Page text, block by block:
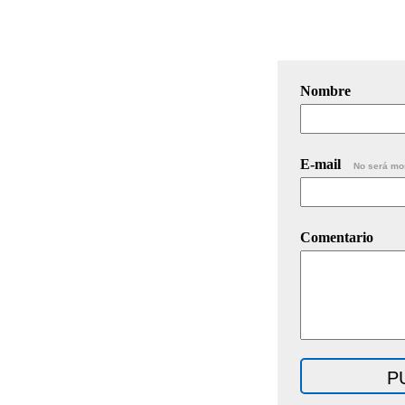
Nombre
E-mail No será
Comentario